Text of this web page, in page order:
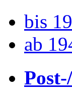
bis
ab